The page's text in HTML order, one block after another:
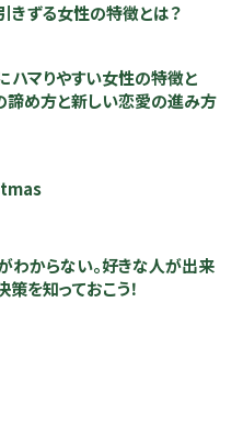
きずる女性の特徴とは？
ハマりやすい女性の特徴と
諦め方と新しい恋愛の進み方
わからない。好きな人が出来
を知っておこう！